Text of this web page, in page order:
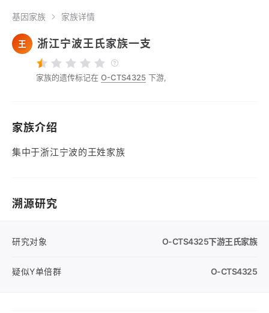
基因家族 家族详情
王 浙江宁波王氏家族一支
家族的遗传标记在 O-CTS4325 下游,
家族介绍
集中于浙江宁波的王姓家族
溯源研究
研究对象 O-CTS4325下游王氏家族
疑似Y单倍群 O-CTS4325